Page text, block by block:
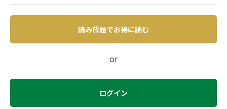
読み放題でお得に読む
or
ログイン